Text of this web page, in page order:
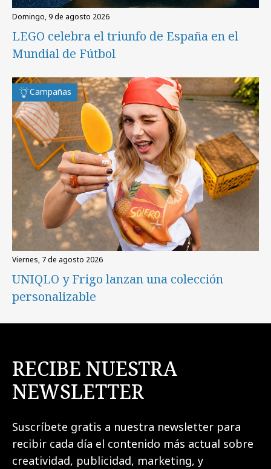
domingo, 9 de agosto 2026
LEGO celebra el triunfo de España en el
Mundial de Fútbol
Campañas
viernes, 7 de agosto 2026
UNIQLO y Frigo lanzan una colección
personalizable
RECIBE NUESTRA
NEWSLETTER
Suscríbete gratis a nuestra newsletter para
recibir cada día el contenido más actual sobre
creatividad, publicidad, marketing, y